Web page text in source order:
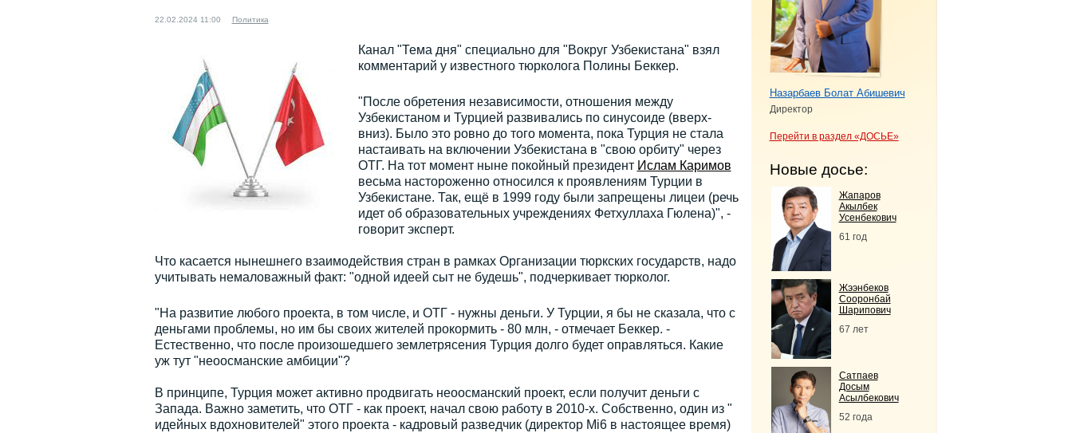
22.02.2024 11:00 Политика
Канал "Тема дня" специально для "Вокруг Узбекистана" взял
комментарий у известного тюрколога Полины Беккер.
"После обретения независимости, отношения между
Узбекистаном и Турцией развивались по синусоиде (вверх-
вниз). Было это ровно до того момента, пока Турция не стала
настаивать на включении Узбекистана в "свою орбиту" через
ОТГ. На тот момент ныне покойный президент Ислам Каримов
весьма настороженно относился к проявлениям Турции в
Узбекистане. Так, ещё в 1999 году были запрещены лицеи (речь
идет об образовательных учреждениях Фетхуллаха Гюлена)", -
говорит эксперт.
Что касается нынешнего взаимодействия стран в рамках Организации тюркских государств, надо
учитывать немаловажный факт: "одной идеей сыт не будешь", подчеркивает тюрколог.
"На развитие любого проекта, в том числе, и ОТГ - нужны деньги. У Турции, я бы не сказала, что с
деньгами проблемы, но им бы своих жителей прокормить - 80 млн, - отмечает Беккер. -
Естественно, что после произошедшего землетрясения Турция долго будет оправляться. Какие
уж тут "неоосманские амбиции"?
В принципе, Турция может активно продвигать неоосманский проект, если получит деньги с
Запада. Важно заметить, что ОТГ - как проект, начал свою работу в 2010-х. Собственно, один из "
идейных вдохновителей" этого проекта - кадровый разведчик (директор Mi6 в настоящее время)
Назарбаев Болат Абишевич
Директор
Перейти в раздел «ДОСЬЕ»
Новые досье:
Жапаров
Акылбек
Усенбекович
61 год
Жээнбеков
Сооронбай
Шарипович
67 лет
Сатпаев
Досым
Асылбекович
52 года